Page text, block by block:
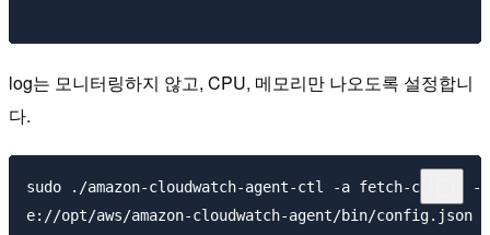
log는 모니터링하지 않고, CPU, 메모리만 나오도록 설정합니
다.
sudo ./amazon-cloudwatch-agent-ctl -a fetch-config